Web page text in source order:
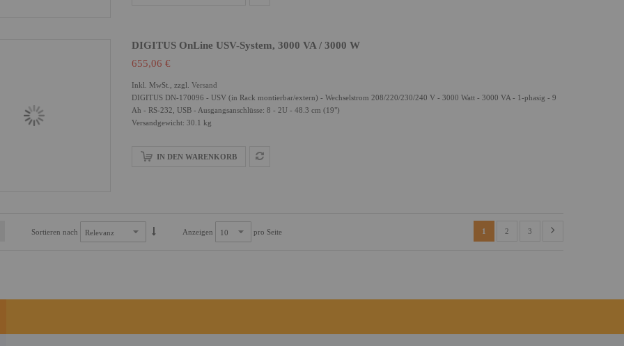
DIGITUS OnLine USV-System, 3000 VA / 3000 W
655,06 €
Inkl. MwSt., zzgl. Versand
DIGITUS DN-170096 - USV (in Rack montierbar/extern) - Wechselstrom 208/220/230/240 V - 3000 Watt - 3000 VA - 1-phasig - 9
Ah - RS-232, USB - Ausgangsanschlüsse: 8 - 2U - 48.3 cm (19")
Versandgewicht: 30.1 kg
IN DEN WARENKORB
Sortieren nach Anzeigen pro Seite 1 2 3